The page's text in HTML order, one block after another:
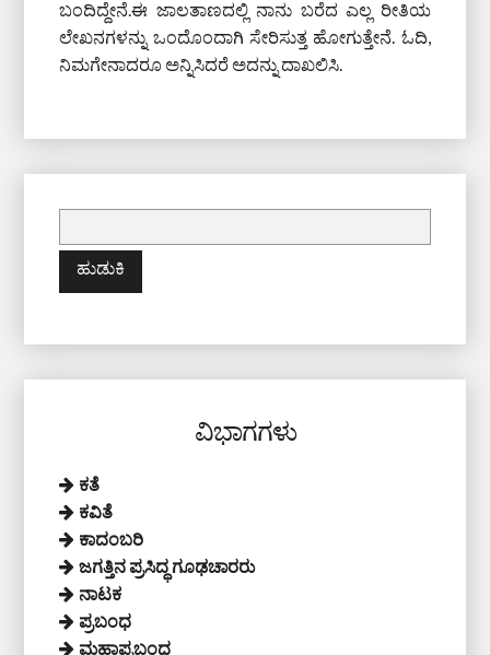
ಬಂದಿದ್ದೇನೆ.ಈ ಜಾಲತಾಣದಲ್ಲಿ ನಾನು ಬರೆದ ಎಲ್ಲ ರೀತಿಯ
ಲೇಖನಗಳನ್ನು ಒಂದೊಂದಾಗಿ ಸೇರಿಸುತ್ತ ಹೋಗುತ್ತೇನೆ. ಓದಿ,
ನಿಮಗೇನಾದರೂ ಅನ್ನಿಸಿದರೆ ಅದನ್ನು ದಾಖಲಿಸಿ.
ಹುಡುಕಿ:
ವಿಭಾಗಗಳು
ಕತೆ
ಕವಿತೆ
ಕಾದಂಬರಿ
ಜಗತ್ತಿನ ಪ್ರಸಿದ್ಧ ಗೂಢಚಾರರು
ನಾಟಕ
ಪ್ರಬಂಧ
ಮಹಾಪ್ರಬಂಧ